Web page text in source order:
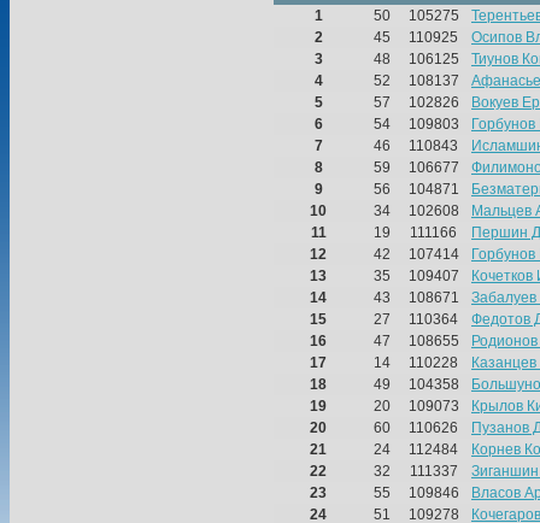
1
50 105275
2
45 110925
Осипов
3
48 106125
Тиунов
4
52 108137
5
57 102826
Вокуев
6
54 109803
7
46 110843
8
59 106677
9
56 104871
10
34 102608
Мальцев
11
19 111166
Першин
12
42 107414
13
35 109407
Кочетков
14
43 108671
Забалуев
15
27 110364
Федотов
16
47 108655
17
14 110228
18
49 104358
19
20 109073
Крылов
20
60 110626
Пузанов
21
24 112484
Корнев
22
32 111337
23
55 109846
Власов
24
51 109278